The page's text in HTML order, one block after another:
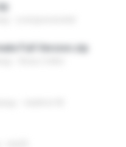
Full Version.zip